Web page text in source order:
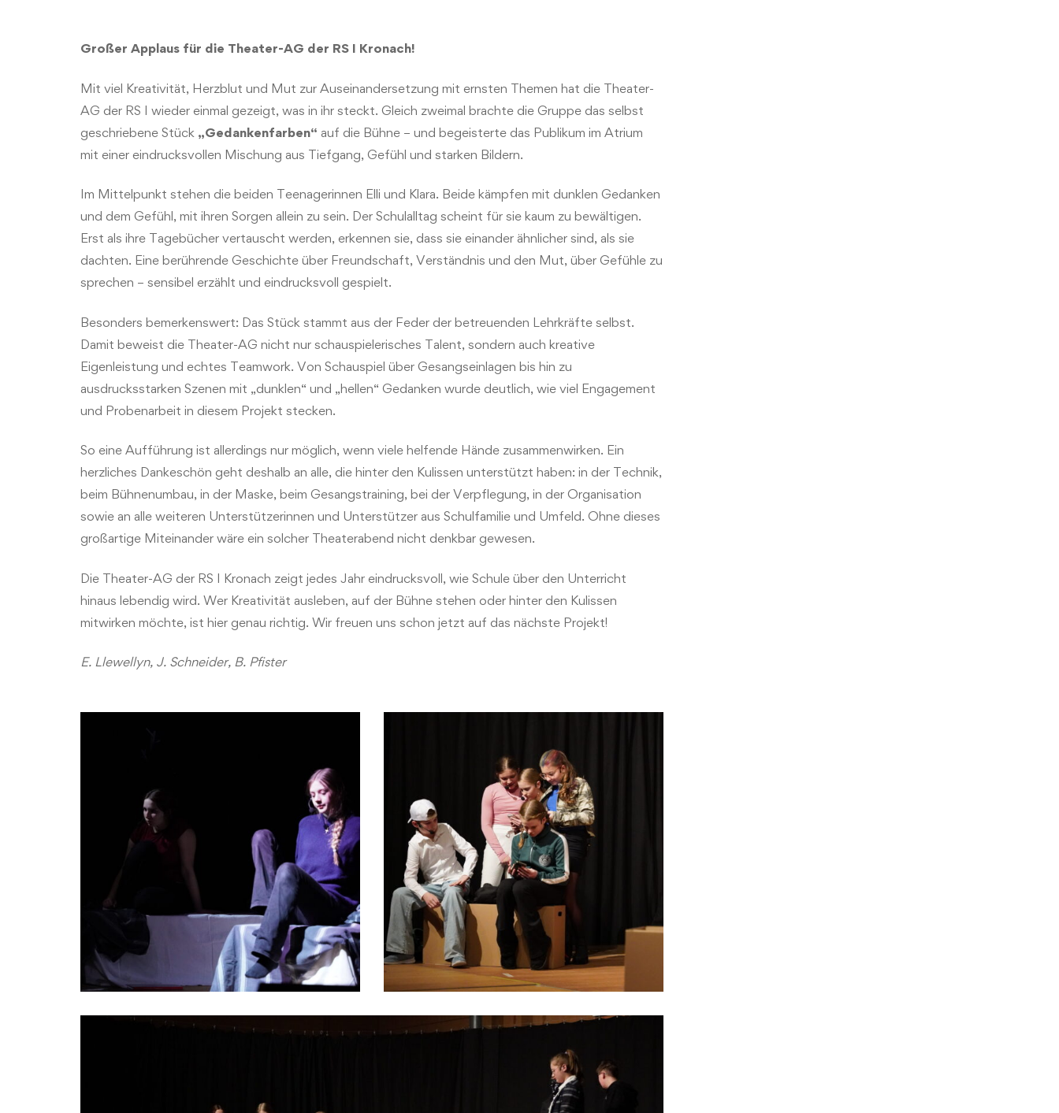
Großer Applaus für die Theater-AG der RS I Kronach!
Mit viel Kreativität, Herzblut und Mut zur Auseinandersetzung mit ernsten Themen hat die Theater-
AG der RS I wieder einmal gezeigt, was in ihr steckt. Gleich zweimal brachte die Gruppe das selbst
geschriebene Stück „Gedankenfarben“ auf die Bühne – und begeisterte das Publikum im Atrium
mit einer eindrucksvollen Mischung aus Tiefgang, Gefühl und starken Bildern.
Im Mittelpunkt stehen die beiden Teenagerinnen Elli und Klara. Beide kämpfen mit dunklen Gedanken
und dem Gefühl, mit ihren Sorgen allein zu sein. Der Schulalltag scheint für sie kaum zu bewältigen.
Erst als ihre Tagebücher vertauscht werden, erkennen sie, dass sie einander ähnlicher sind, als sie
dachten. Eine berührende Geschichte über Freundschaft, Verständnis und den Mut, über Gefühle zu
sprechen – sensibel erzählt und eindrucksvoll gespielt.
Besonders bemerkenswert: Das Stück stammt aus der Feder der betreuenden Lehrkräfte selbst.
Damit beweist die Theater-AG nicht nur schauspielerisches Talent, sondern auch kreative
Eigenleistung und echtes Teamwork. Von Schauspiel über Gesangseinlagen bis hin zu
ausdrucksstarken Szenen mit „dunklen“ und „hellen“ Gedanken wurde deutlich, wie viel Engagement
und Probenarbeit in diesem Projekt stecken.
So eine Aufführung ist allerdings nur möglich, wenn viele helfende Hände zusammenwirken. Ein
herzliches Dankeschön geht deshalb an alle, die hinter den Kulissen unterstützt haben: in der Technik,
beim Bühnenumbau, in der Maske, beim Gesangstraining, bei der Verpflegung, in der Organisation
sowie an alle weiteren Unterstützerinnen und Unterstützer aus Schulfamilie und Umfeld. Ohne dieses
großartige Miteinander wäre ein solcher Theaterabend nicht denkbar gewesen.
Die Theater-AG der RS I Kronach zeigt jedes Jahr eindrucksvoll, wie Schule über den Unterricht
hinaus lebendig wird. Wer Kreativität ausleben, auf der Bühne stehen oder hinter den Kulissen
mitwirken möchte, ist hier genau richtig. Wir freuen uns schon jetzt auf das nächste Projekt!
E. Llewellyn, J. Schneider, B. Pfister